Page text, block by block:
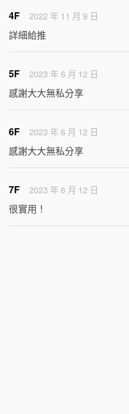
4F 2022 年 11 月 9 日
詳細給推
5F 2023 年 6 月 12 日
感謝大大無私分享
6F 2023 年 6 月 12 日
感謝大大無私分享
7F 2023 年 6 月 12 日
很實用！